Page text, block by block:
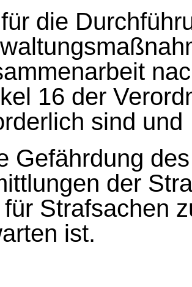
die
16 der
sind und
Gefährdung
der
Strafsachen
ist.